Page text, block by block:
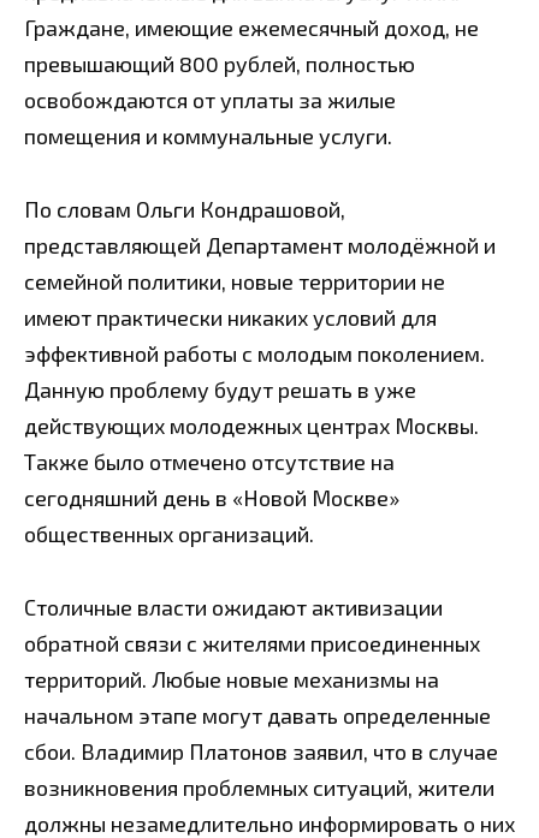
Граждане, имеющие ежемесячный доход, не
превышающий 800 рублей, полностью
освобождаются от уплаты за жилые
помещения и коммунальные услуги.
По словам Ольги Кондрашовой,
представляющей Департамент молодёжной и
семейной политики, новые территории не
имеют практически никаких условий для
эффективной работы с молодым поколением.
Данную проблему будут решать в уже
действующих молодежных центрах Москвы.
Также было отмечено отсутствие на
сегодняшний день в «Новой Москве»
общественных организаций.
Столичные власти ожидают активизации
обратной связи с жителями присоединенных
территорий. Любые новые механизмы на
начальном этапе могут давать определенные
сбои. Владимир Платонов заявил, что в случае
возникновения проблемных ситуаций, жители
должны незамедлительно информировать о них